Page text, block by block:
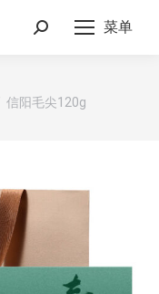
菜单
Search:
信阳毛尖120g